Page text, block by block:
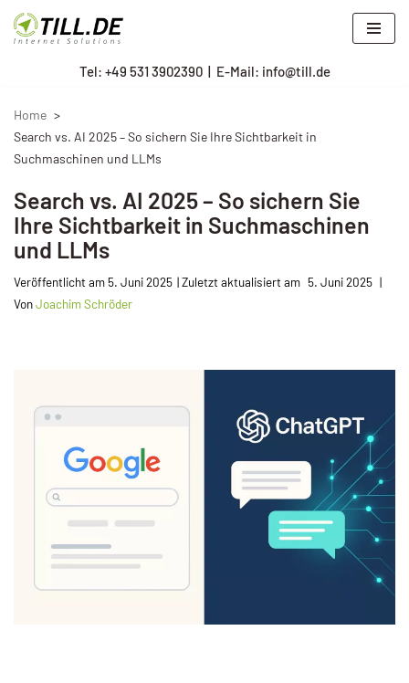
Zum
Tel: +49 531 3902390| E-Mail: info@till.de
Home
Search vs. AI 2025 – So sichern Sie Ihre Sichtbarkeit in
Suchmaschinen und LLMs
Search vs. AI 2025 – So sichern Sie
Ihre Sichtbarkeit in Suchmaschinen
und LLMs
Veröffentlicht am5. Juni 2025
5. Juni 2025
VonJoachim Schröder